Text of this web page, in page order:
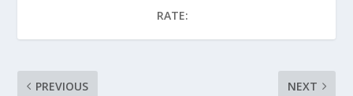
RATE:
PREVIOUS NEXT